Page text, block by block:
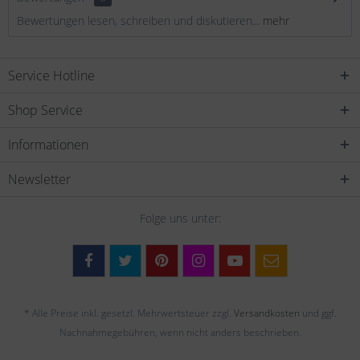
Bewertungen lesen, schreiben und diskutieren... mehr
Service Hotline
Shop Service
Informationen
Newsletter
Folge uns unter:
* Alle Preise inkl. gesetzl. Mehrwertsteuer zzgl. Versandkosten und ggf.
Nachnahmegebühren, wenn nicht anders beschrieben.